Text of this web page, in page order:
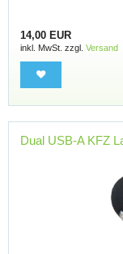
14,00 EUR
inkl. MwSt. zzgl. Versand
Dual USB-A KFZ